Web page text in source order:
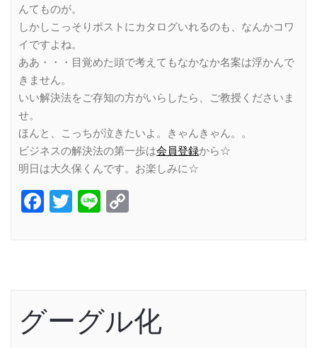
んてものが。
しかしこっそりポストにカタログいれるのも、なんかコワ
イですよね。
ああ・・・目覚めた頭で考えてもなかなか名案は浮かんで
きません。
いい解決法をご存知の方がいらしたら、ご教授くださいま
せ。
ほんと、こっちが泣きたいよ。きゃんきゃん。。
ビジネスの解決法の第一歩は会員登録から☆
明日は大久保くんです。お楽しみに☆
Facebook
Twitter
Line
グーグル化